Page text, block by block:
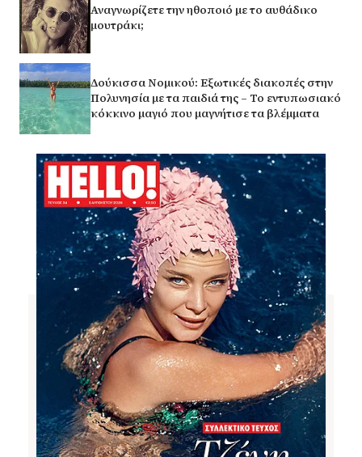
Αναγνωρίζετε την ηθοποιό με το αυθάδικο
μουτράκι;
Δούκισσα Νομικού: Εξωτικές διακοπές στην
Πολυνησία με τα παιδιά της – Το εντυπωσιακό
κόκκινο μαγιό που μαγνήτισε τα βλέμματα